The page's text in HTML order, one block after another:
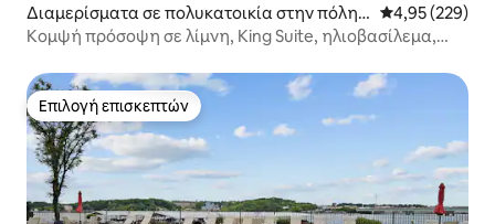
Διαμερίσματα σε πολυκατοικία στην πόλη
Osage Beach
Μέση
4,95 (229)
Κομψή πρόσοψη σε λίμνη, King Suite, ηλιοβασίλεμα,
Επιλογή επισκεπτών
Επιλογή επισκεπτών